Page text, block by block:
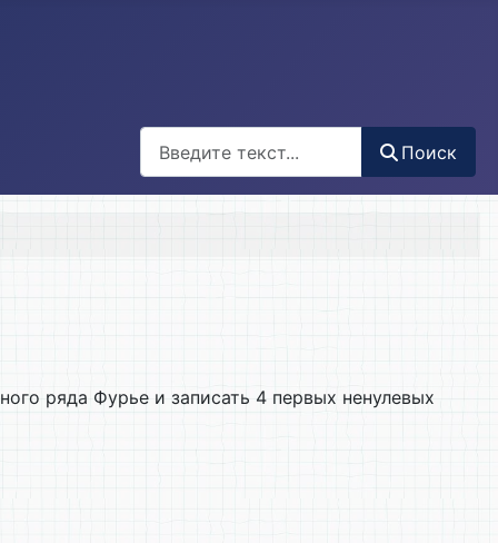
Поиск
ряда Фурье и записать 4 первых ненулевых